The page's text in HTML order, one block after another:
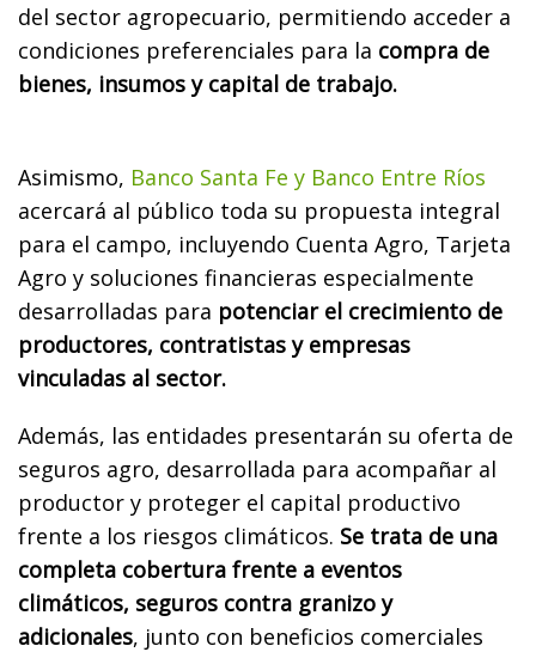
del sector agropecuario, permitiendo acceder a
condiciones preferenciales para la compra de
bienes, insumos y capital de trabajo.
Asimismo, Banco Santa Fe y Banco Entre Ríos
acercará al público toda su propuesta integral
para el campo, incluyendo Cuenta Agro, Tarjeta
Agro y soluciones financieras especialmente
desarrolladas para potenciar el crecimiento de
productores, contratistas y empresas
vinculadas al sector.
Además, las entidades presentarán su oferta de
seguros agro, desarrollada para acompañar al
productor y proteger el capital productivo
frente a los riesgos climáticos. Se trata de una
completa cobertura frente a eventos
climáticos, seguros contra granizo y
adicionales, junto con beneficios comerciales